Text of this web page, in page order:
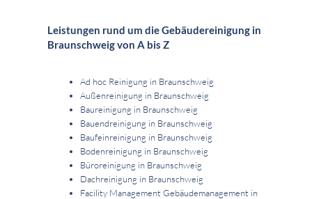
Leistungen rund um die Gebäudereinigung in
Braunschweig von A bis Z
Ad hoc Reinigung in Braunschweig
Außenreinigung in Braunschweig
Baureinigung in Braunschweig
Bauendreinigung in Braunschweig
Baufeinreinigung in Braunschweig
Bodenreinigung in Braunschweig
Büroreinigung in Braunschweig
Dachreinigung in Braunschweig
Facility Management Gebäudemanagement in